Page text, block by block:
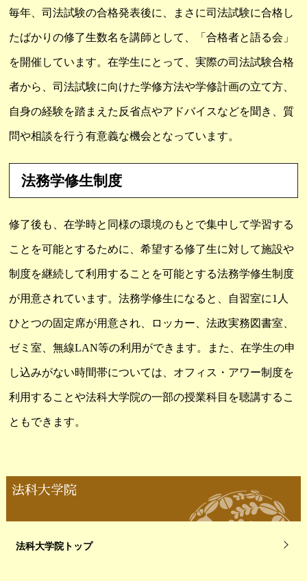
毎年、司法試験の合格発表後に、まさに司法試験に合格し
たばかりの修了生数名を講師として、「合格者と語る会」
を開催しています。在学生にとって、実際の司法試験合格
者から、司法試験に向けた学修方法や学修計画の立て方、
自身の経験を踏まえた反省点やアドバイスなどを聞き、質
問や相談を行う有意義な機会となっています。
法務学修生制度
修了後も、在学時と同様の環境のもとで集中して学習する
ことを可能とするために、希望する修了生に対して施設や
制度を継続して利用することを可能とする法務学修生制度
が用意されています。法務学修生になると、自習室に1人
ひとつの固定席が用意され、ロッカー、法政実務図書室、
ゼミ室、無線LAN等の利用ができます。また、在学生の申
し込みがない時間帯については、オフィス・アワー制度を
利用することや法科大学院の一部の授業科目を聴講するこ
ともできます。
法科大学院
法科大学院トップ